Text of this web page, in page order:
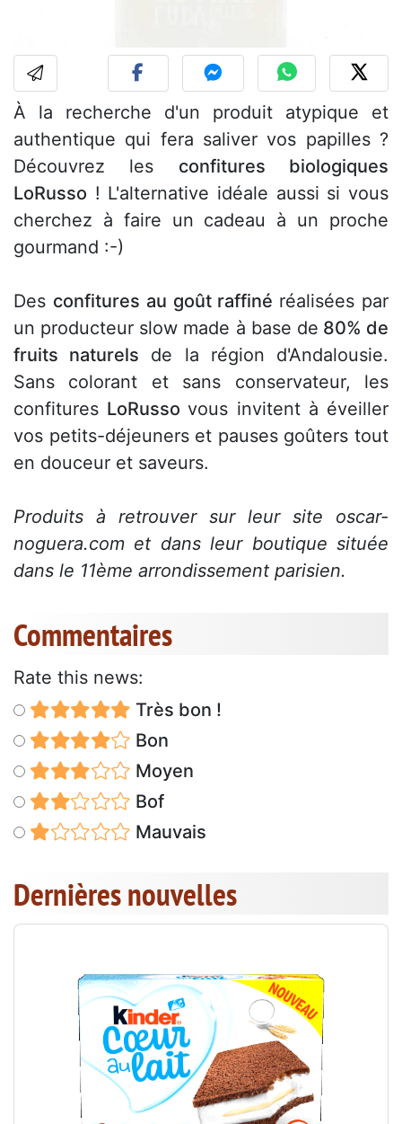
À la recherche d'un produit atypique et
authentique qui fera saliver vos papilles ?
Découvrez les confitures biologiques
LoRusso ! L'alternative idéale aussi si vous
cherchez à faire un cadeau à un proche
gourmand :-)
Des confitures au goût raffiné réalisées par
un producteur slow made à base de 80% de
fruits naturels de la région d'Andalousie.
Sans colorant et sans conservateur, les
confitures LoRussovous invitent à éveiller
vos petits-déjeuners et pauses goûters tout
en douceur et saveurs.
Produits à retrouver sur leur site oscar-
noguera.com et dans leur boutique située
dans le 11ème arrondissement parisien.
Commentaires
Rate this news:
Très bon !
Bon
Moyen
Bof
Mauvais
Dernières nouvelles